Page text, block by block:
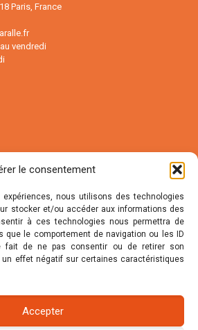
le consentement
nous utilisons des technologies
stocker et/ou accéder aux informations des
à ces technologies nous permettra de
que le comportement de navigation ou les ID
fait de ne pas consentir ou de retirer son
effet négatif sur certaines caractéristiques
Accepter
Paris, France
vendredi